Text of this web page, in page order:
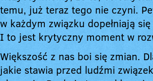
temu, już teraz tego nie czyni.
w każdym związku dopełniają
I to jest krytyczny moment w
Większość z nas boi się zmian.
jakie stawia przed ludźmi